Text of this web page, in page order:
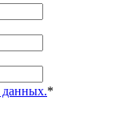
данных.*